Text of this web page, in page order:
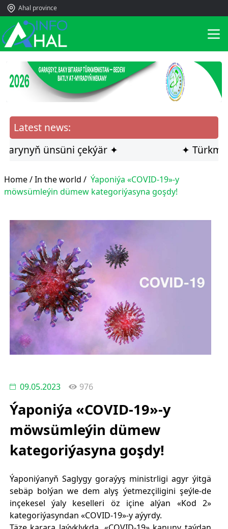
Ahal province
Latest news:
ünsüni çekýär ✦
✦ Türkmen
Home /In the world / Ýaponiýa «COVID-19»-y
möwsümleýin dümew kategoriýasyna goşdy!
09.05.2023 976
Ýaponiýa «COVID-19»-y
möwsümleýin dümew
kategoriýasyna goşdy!
Ýaponiýanyň Saglygy goraýyş ministrligi agyr ýitgä
sebäp bolýan we dem alyş ýetmezçiligini şeýle-de
inçekesel ýaly keselleri öz içine alýan «Kod 2»
kategoriýasyndan «COVID-19»-y aýyrdy.